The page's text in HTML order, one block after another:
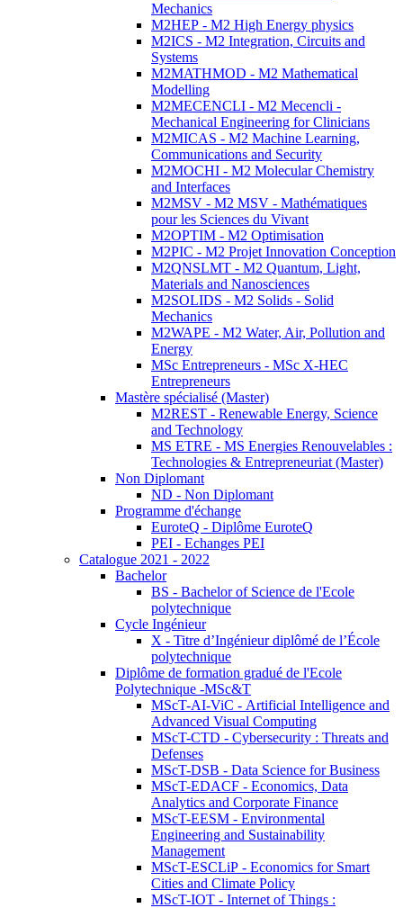
Mechanics
M2HEP - M2 High Energy physics
M2ICS - M2 Integration, Circuits and
Systems
M2MATHMOD - M2 Mathematical
Modelling
M2MECENCLI - M2 Mecencli -
Mechanical Engineering for Clinicians
M2MICAS - M2 Machine Learning,
Communications and Security
M2MOCHI - M2 Molecular Chemistry
and Interfaces
M2MSV - M2 MSV - Mathématiques
pour les Sciences du Vivant
M2OPTIM - M2 Optimisation
M2PIC - M2 Projet Innovation Conception
M2QNSLMT - M2 Quantum, Light,
Materials and Nanosciences
M2SOLIDS - M2 Solids - Solid
Mechanics
M2WAPE - M2 Water, Air, Pollution and
Energy
MSc Entrepreneurs - MSc X-HEC
Entrepreneurs
Mastère spécialisé (Master)
M2REST - Renewable Energy, Science
and Technology
MS ETRE - MS Energies Renouvelables :
Technologies & Entrepreneuriat (Master)
Non Diplomant
ND - Non Diplomant
Programme d'échange
EuroteQ - Diplôme EuroteQ
PEI - Echanges PEI
Catalogue 2021 - 2022
Bachelor
BS - Bachelor of Science de l'Ecole
polytechnique
Cycle Ingénieur
X - Titre d’Ingénieur diplômé de l’École
polytechnique
Diplôme de formation gradué de l'Ecole
Polytechnique -MSc&T
MScT-AI-ViC - Artificial Intelligence and
Advanced Visual Computing
MScT-CTD - Cybersecurity : Threats and
Defenses
MScT-DSB - Data Science for Business
MScT-EDACF - Economics, Data
Analytics and Corporate Finance
MScT-EESM - Environmental
Engineering and Sustainability
Management
MScT-ESCLiP - Economics for Smart
Cities and Climate Policy
MScT-IOT - Internet of Things :